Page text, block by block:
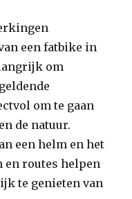
een fatbike in
om
om te gaan
de natuur.
een helm en het
en routes helpen
te genieten van